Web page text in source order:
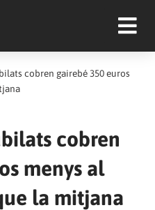
cobren gairebé 350 euros
cobren
menys al
la mitjana